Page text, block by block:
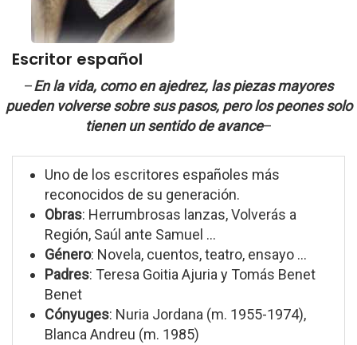
Escritor español
–En la vida, como en ajedrez, las piezas mayores
pueden volverse sobre sus pasos, pero los peones solo
tienen un sentido de avance–
Uno de los escritores españoles más
reconocidos de su generación.
Obras: Herrumbrosas lanzas, Volverás a
Región, Saúl ante Samuel ...
Género: Novela, cuentos, teatro, ensayo ...
Padres: Teresa Goitia Ajuria y Tomás Benet
Benet
Cónyuges: Nuria Jordana (m. 1955-1974),
Blanca Andreu (m. 1985)